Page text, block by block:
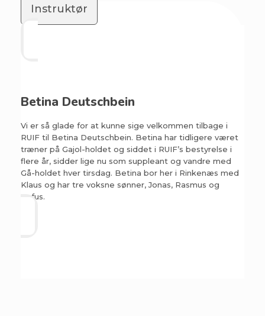
Instruktør
Betina Deutschbein
Vi er så glade for at kunne sige velkommen tilbage i
RUIF til Betina Deutschbein. Betina har tidligere været
træner på Gajol-holdet og siddet i RUIF’s bestyrelse i
flere år, sidder lige nu som suppleant og vandre med
Gå-holdet hver tirsdag. Betina bor her i Rinkenæs med
Klaus og har tre voksne sønner, Jonas, Rasmus og
Sofus.